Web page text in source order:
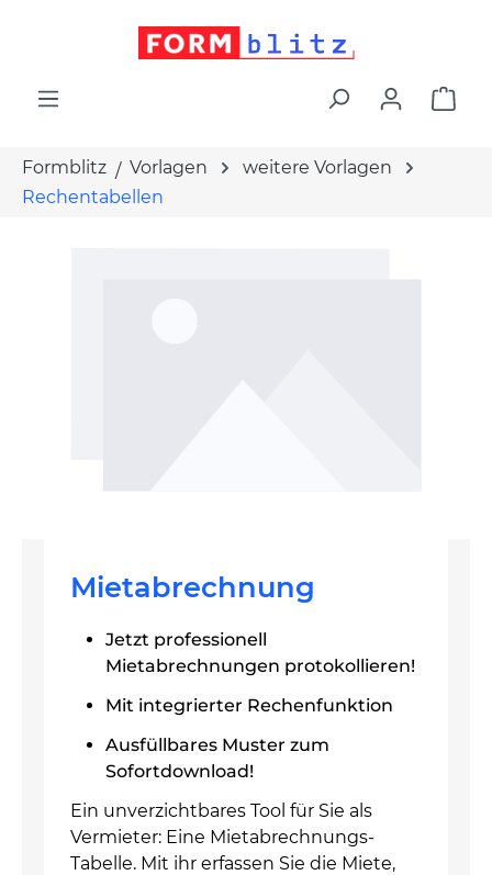
Formblitz Vorlagen
weitere Vorlagen
Rechentabellen
Mietabrechnung
Jetzt professionell
Mietabrechnungen protokollieren!
Mit integrierter Rechenfunktion
Ausfüllbares Muster zum
Sofortdownload!
Ein unverzichtbares Tool für Sie als
Vermieter: Eine Mietabrechnungs-
Tabelle. Mit ihr erfassen Sie die Miete,